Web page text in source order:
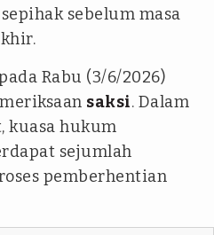
sebelum masa
Rabu (3/6/2026)
saksi. Dalam
kuasa hukum
sejumlah
pemberhentian